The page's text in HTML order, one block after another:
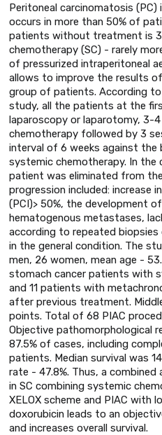
Peritoneal carcinomatosis (PC)
occurs in more than 50% of
patients without treatment is
chemotherapy (SC) - rarely
of pressurized intraperitoneal
allows to improve the results
group of patients. According
study, all the patients at the
laparoscopy or laparotomy, 3-
chemotherapy followed by 3
interval of 6 weeks against the
systemic chemotherapy. In the
patient was eliminated from
progression included: increase
(PCI)> 50%, the development
hematogenous metastases,
according to repeated
in the general condition. The
men, 26 women, mean age -
stomach cancer patients with
and 11 patients with
after previous treatment.
points. Total of 68 PIAC
Objective pathomorphological
87.5% of cases, including
patients. Median survival was
rate - 47.8%. Thus, a
in SC combining systemic
XELOX scheme and PIAC with
doxorubicin leads to an
and increases overall survival.